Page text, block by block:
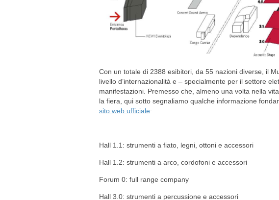
Con un totale di 2388 esibitori, da 55 nazioni diverse, il
livello d’internazionalità e – specialmente per il settore
manifestazioni. Premesso che, almeno una volta nella
la fiera, qui sotto segnaliamo qualche informazione
sito web ufficiale:
Hall 1.1: strumenti a fiato, legni, ottoni e accessori
Hall 1.2: strumenti a arco, cordofoni e accessori
Forum 0: full range company
Hall 3.0: strumenti a percussione e accessori